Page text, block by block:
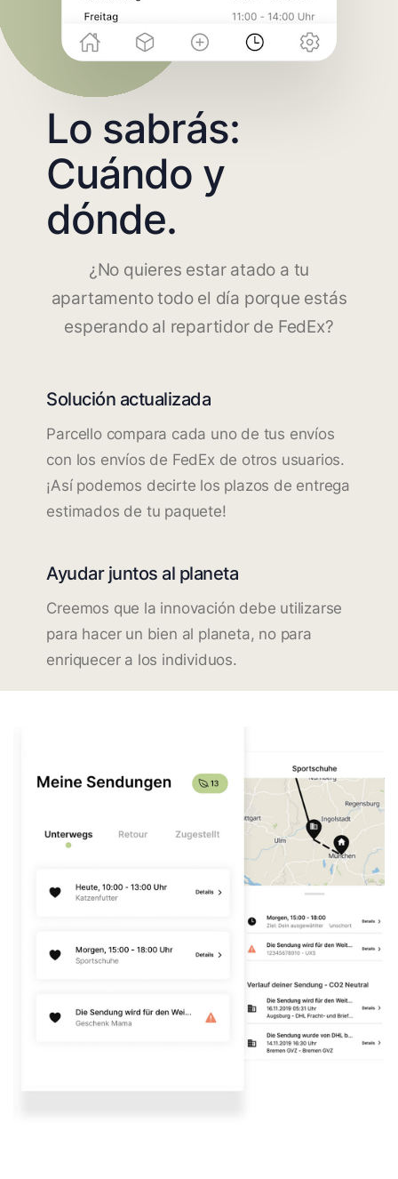
Lo sabrás:
Cuándo y
dónde.
¿No quieres estar atado a tu
apartamento todo el día porque estás
esperando al repartidor de FedEx?
Solución actualizada
Parcello compara cada uno de tus envíos
con los envíos de FedEx de otros usuarios.
¡Así podemos decirte los plazos de entrega
estimados de tu paquete!
Ayudar juntos al planeta
Creemos que la innovación debe utilizarse
para hacer un bien al planeta, no para
enriquecer a los individuos.